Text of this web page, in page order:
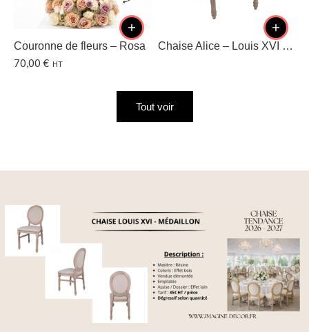
Couronne de fleurs – Rosa
70,00 € HT
Chaise Alice – Louis XVI – Dossier cannage
Tout voir